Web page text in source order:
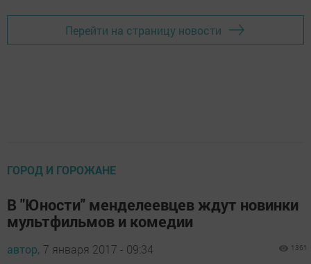
Перейти на страницу новости
ГОРОД И ГОРОЖАНЕ
В "Юности" менделеевцев ждут новинки
мультфильмов и комедии
автор, 7 января 2017 - 09:34 1361